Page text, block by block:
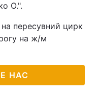
О.".
пересувний цирк
на ж/м
НАС